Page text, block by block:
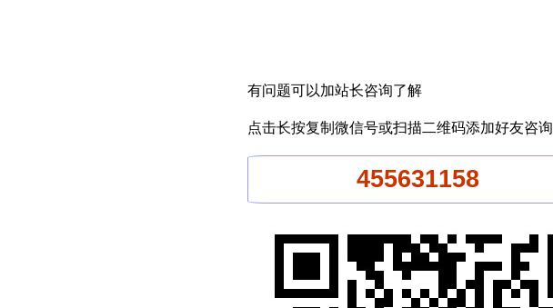
有问题可以加站长咨询了解
点击长按复制微信号或扫描二维码添加好友咨询